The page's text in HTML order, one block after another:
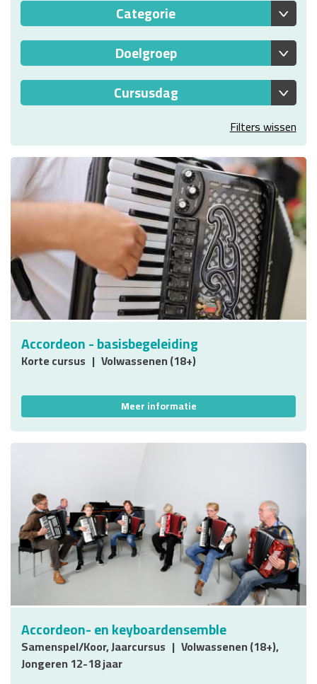
Filters wissen
Accordeon - basisbegeleiding
Korte cursus Volwassenen (18+)
Meer informatie
Accordeon- en keyboardensemble
Samenspel/Koor, Jaarcursus
Volwassenen (18+),
Jongeren 12-18 jaar